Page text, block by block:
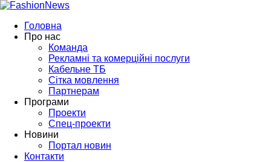
Головна
Про нас
Команда
Рекламні та комерційні послуги
Кабельне ТБ
Сітка мовлення
Партнерам
Програми
Проекти
Спец-проекти
Новини
Портал новин
Контакти